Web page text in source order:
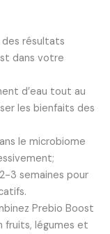
des résultats
dans votre
d’eau tout au
les bienfaits des
le microbiome
3 semaines pour
Prebio Boost
fruits, légumes et